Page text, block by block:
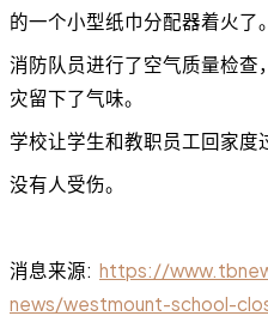
的一个小型纸巾分配器着火了。
消防队员进行了空气质量检查
灾留下了气味。
学校让学生和教职员工回家度
没有人受伤。
消息来源: https://
news/westmount-school-